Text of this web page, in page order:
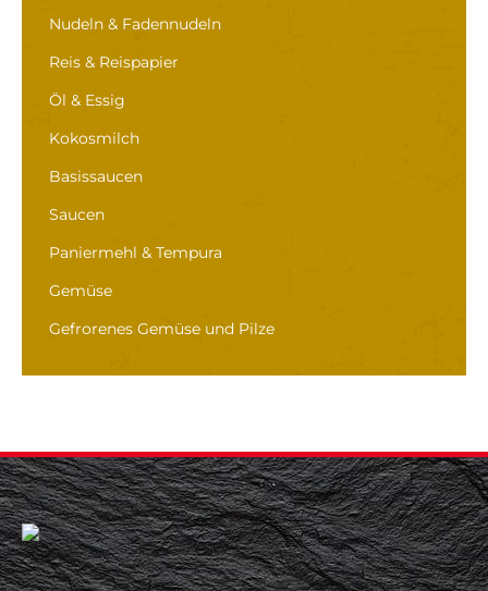
Nudeln & Fadennudeln
Reis & Reispapier
Öl & Essig
Kokosmilch
Basissaucen
Saucen
Paniermehl & Tempura
Gemüse
Gefrorenes Gemüse und Pilze